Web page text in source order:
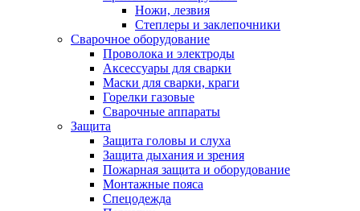
Ножи, лезвия
Степлеры и заклепочники
Сварочное оборудование
Проволока и электроды
Аксессуары для сварки
Маски для сварки, краги
Горелки газовые
Сварочные аппараты
Защита
Защита головы и слуха
Защита дыхания и зрения
Пожарная защита и оборудование
Монтажные пояса
Спецодежда